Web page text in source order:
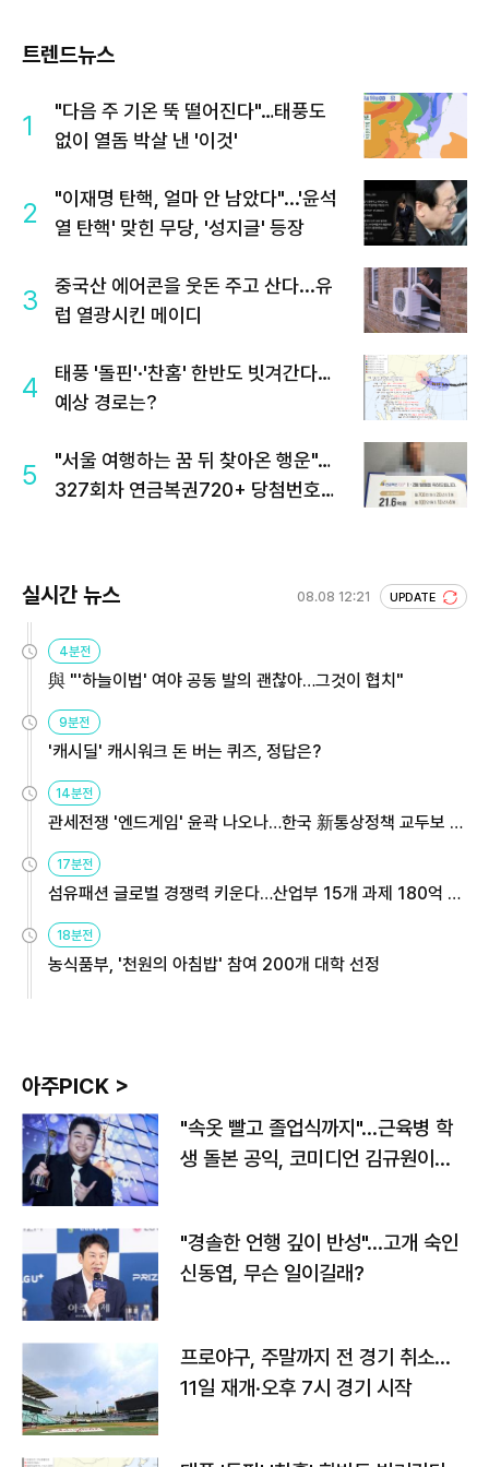
트렌드뉴스
1
"다음 주 기온 뚝 떨어진다"…태풍도
없이 열돔 박살 낸 '이것'
2
"이재명 탄핵, 얼마 안 남았다"...'윤석
열 탄핵' 맞힌 무당, '성지글' 등장
3
중국산 에어콘을 웃돈 주고 산다...유
럽 열광시킨 메이디
4
태풍 '돌핀'·'찬홈' 한반도 빗겨간다…
예상 경로는?
5
"서울 여행하는 꿈 뒤 찾아온 행운"…
327회차 연금복권720+ 당첨번호조
실시간 뉴스 08.08 12:21 UPDATE
4분전
與 "'하늘이법' 여야 공동 발의 괜찮아…그것이 협치"
9분전
'캐시딜' 캐시워크 돈 버는 퀴즈, 정답은?
14분전
관세전쟁 '엔드게임' 윤곽 나오나…한국 新통상정책 교두보 활
용해야
17분전
섬유패션 글로벌 경쟁력 키운다…산업부 15개 과제 180억 지
원
18분전
농식품부, '천원의 아침밥' 참여 200개 대학 선정
아주PICK >
"속옷 빨고 졸업식까지"…근육병 학
생 돌본 공익, 코미디언 김규원이었
"경솔한 언행 깊이 반성"…고개 숙인
신동엽, 무슨 일이길래?
프로야구, 주말까지 전 경기 취소…
11일 재개·오후 7시 경기 시작